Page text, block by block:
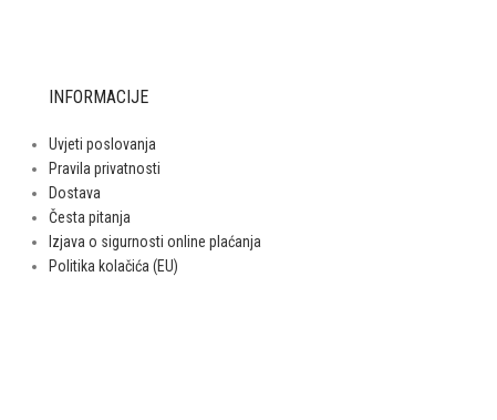
INFORMACIJE
Uvjeti poslovanja
Pravila privatnosti
Dostava
Česta pitanja
Izjava o sigurnosti online plaćanja
Politika kolačića (EU)